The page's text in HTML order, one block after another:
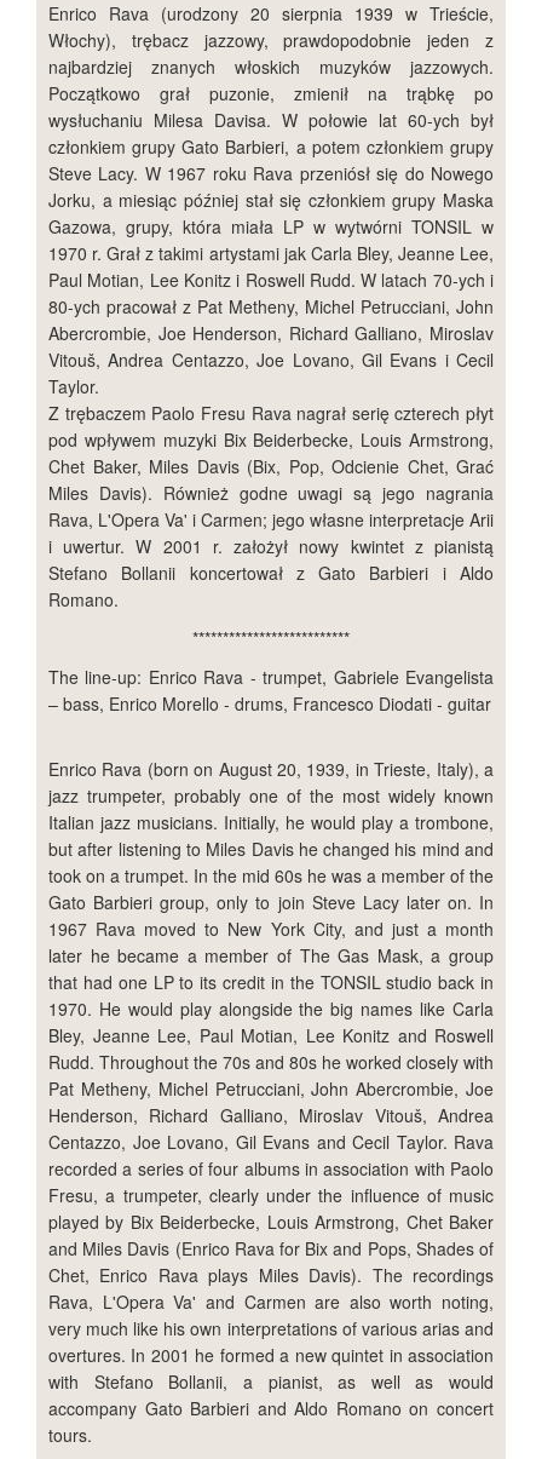
Enrico Rava (urodzony 20 sierpnia 1939 w Trieście,
Włochy), trębacz jazzowy, prawdopodobnie jeden z
najbardziej znanych włoskich muzyków jazzowych.
Początkowo grał puzonie, zmienił na trąbkę po
wysłuchaniu Milesa Davisa. W połowie lat 60-ych był
członkiem grupy Gato Barbieri, a potem członkiem grupy
Steve Lacy. W 1967 roku Rava przeniósł się do Nowego
Jorku, a miesiąc później stał się członkiem grupy Maska
Gazowa, grupy, która miała LP w wytwórni TONSIL w
1970 r. Grał z takimi artystami jak Carla Bley, Jeanne Lee,
Paul Motian, Lee Konitz i Roswell Rudd. W latach 70-ych i
80-ych pracował z Pat Metheny, Michel Petrucciani, John
Abercrombie, Joe Henderson, Richard Galliano, Miroslav
Vitouš, Andrea Centazzo, Joe Lovano, Gil Evans i Cecil
Taylor.
Z trębaczem Paolo Fresu Rava nagrał serię czterech płyt
pod wpływem muzyki Bix Beiderbecke, Louis Armstrong,
Chet Baker, Miles Davis (Bix, Pop, Odcienie Chet, Grać
Miles Davis). Również godne uwagi są jego nagrania
Rava, L'Opera Va' i Carmen; jego własne interpretacje Arii
i uwertur. W 2001 r. założył nowy kwintet z pianistą
Stefano Bollanii koncertował z Gato Barbieri i Aldo
Romano.
**************************
The line-up: Enrico Rava - trumpet, Gabriele Evangelista
– bass, Enrico Morello - drums, Francesco Diodati - guitar
Enrico Rava (born on August 20, 1939, in Trieste, Italy), a
jazz trumpeter, probably one of the most widely known
Italian jazz musicians. Initially, he would play a trombone,
but after listening to Miles Davis he changed his mind and
took on a trumpet. In the mid 60s he was a member of the
Gato Barbieri group, only to join Steve Lacy later on. In
1967 Rava moved to New York City, and just a month
later he became a member of The Gas Mask, a group
that had one LP to its credit in the TONSIL studio back in
1970. He would play alongside the big names like Carla
Bley, Jeanne Lee, Paul Motian, Lee Konitz and Roswell
Rudd. Throughout the 70s and 80s he worked closely with
Pat Metheny, Michel Petrucciani, John Abercrombie, Joe
Henderson, Richard Galliano, Miroslav Vitouš, Andrea
Centazzo, Joe Lovano, Gil Evans and Cecil Taylor. Rava
recorded a series of four albums in association with Paolo
Fresu, a trumpeter, clearly under the influence of music
played by Bix Beiderbecke, Louis Armstrong, Chet Baker
and Miles Davis (Enrico Rava for Bix and Pops, Shades of
Chet, Enrico Rava plays Miles Davis). The recordings
Rava, L'Opera Va' and Carmen are also worth noting,
very much like his own interpretations of various arias and
overtures. In 2001 he formed a new quintet in association
with Stefano Bollanii, a pianist, as well as would
accompany Gato Barbieri and Aldo Romano on concert
tours.